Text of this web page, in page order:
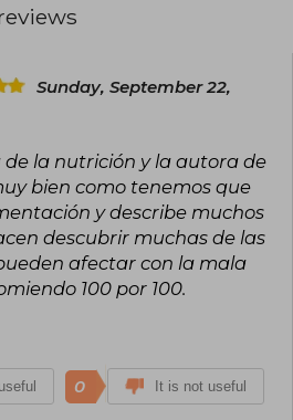
and accessible approach has
she has helped thousands of
through social media, where she
followers with nutritional advice and
to a balanced diet.
Sunday, September 22,
la nutrición y la autora de
bien como tenemos que
y describe muchos
descubrir muchas de las
afectar con la mala
100 por 100.
0 It is not useful